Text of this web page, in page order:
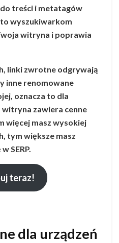
treści i metatagów
wyszukiwarkom
witryna i poprawia
linki zwrotne odgrywają
inne renomowane
oznacza to dla
zawiera cenne
więcej masz wysokiej
tym większe masz
SERP.
teraz!
dla urządzeń